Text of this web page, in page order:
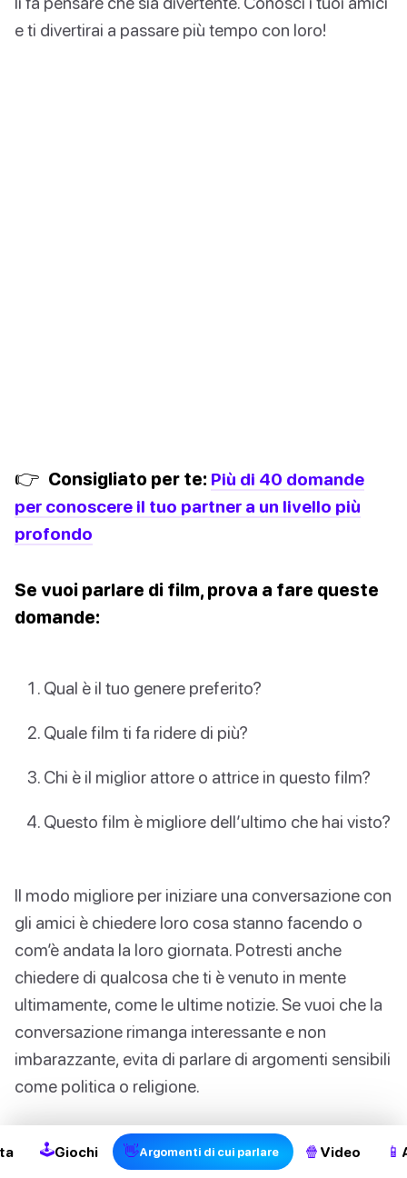
e ti divertirai a passare più tempo con loro!
👉 Consigliato per te: Più di 40 domande
per conoscere il tuo partner a un livello più
profondo
Se vuoi parlare di film, prova a fare queste
domande:
Qual è il tuo genere preferito?
Quale film ti fa ridere di più?
Chi è il miglior attore o attrice in questo film?
Questo film è migliore dell’ultimo che hai visto?
Il modo migliore per iniziare una conversazione con
gli amici è chiedere loro cosa stanno facendo o
com’è andata la loro giornata. Potresti anche
chiedere di qualcosa che ti è venuto in mente
ultimamente, come le ultime notizie. Se vuoi che la
conversazione rimanga interessante e non
imbarazzante, evita di parlare di argomenti sensibili
come politica o religione.
E se stai cercando altri modi per mantenere vive le
conversazioni dopo che tutti questi consigli sono
🕹Giochi 👋Argomenti di cui parlare 🍿 Video 📱